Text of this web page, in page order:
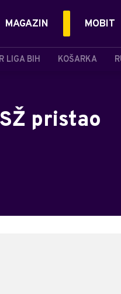
LIGA BIH KOŠARKA
MAGAZIN MOBIT
pristao